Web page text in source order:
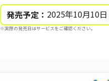
発売予定： 2025年10月10
※実際の発売日はサービスをご確認ください。